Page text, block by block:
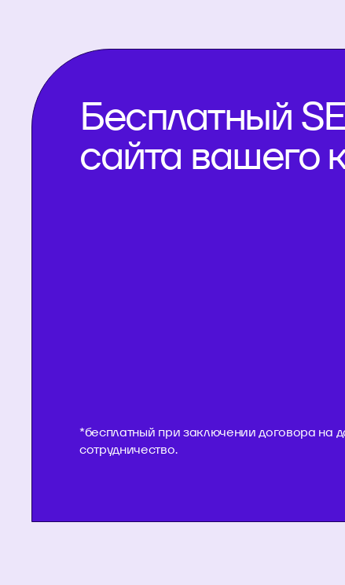
Бесплатный
сайта вашего
*бесплатный при заключении договора на
сотрудничество.